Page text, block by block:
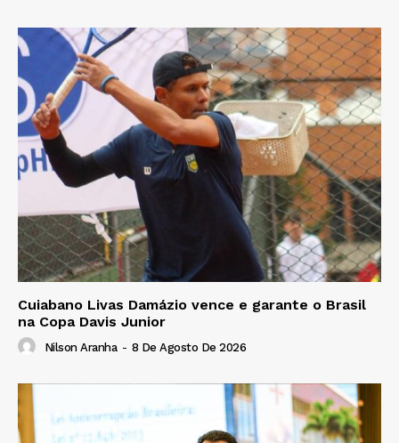
Cuiabano Livas Damázio vence e garante o Brasil
na Copa Davis Junior
Nilson Aranha - 8 De Agosto De 2026